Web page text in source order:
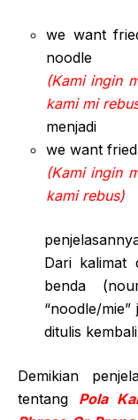
we want
noodle
(Kami ingin
kami mi
menjadi
we want
(Kami ingin
kami rebus)
Dari kalimat
benda
“noodle/
ditulis
Demikian
tentang Pola